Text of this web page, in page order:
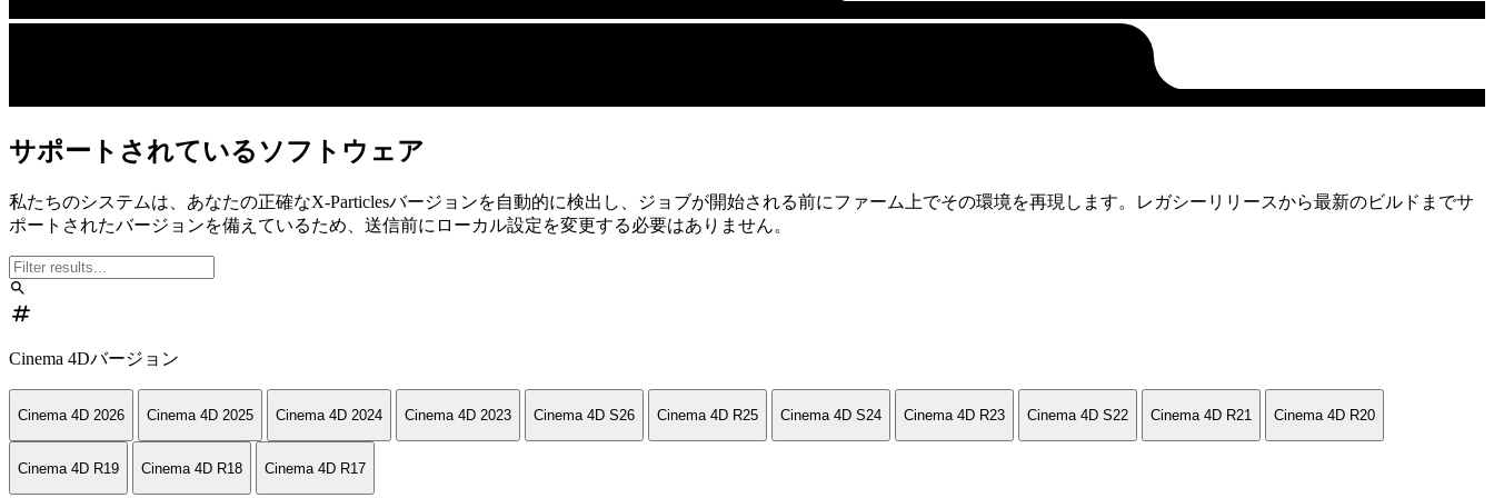
サポートされているソフトウェア
私たちのシステムは、あなたの正確なX-Particlesバージョンを自動的に検出し、ジョブが開始される前にファーム上でその環境を再現します。レガシーリリースから最新のビルドまでサ
ポートされたバージョンを備えているため、送信前にローカル設定を変更する必要はありません。
search
numbers
Cinema 4Dバージョン
Cinema 4D 2026 Cinema 4D 2025 Cinema 4D 2024 Cinema 4D 2023 Cinema 4D S26 Cinema 4D R25 Cinema 4D S24 Cinema 4D R23 Cinema 4D S22 Cinema 4D R21 Cinema 4D R20
Cinema 4D R19 Cinema 4D R18 Cinema 4D R17